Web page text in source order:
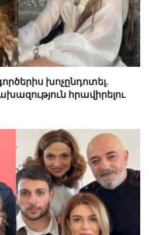
խոչընդոտել.
հրավիրելու